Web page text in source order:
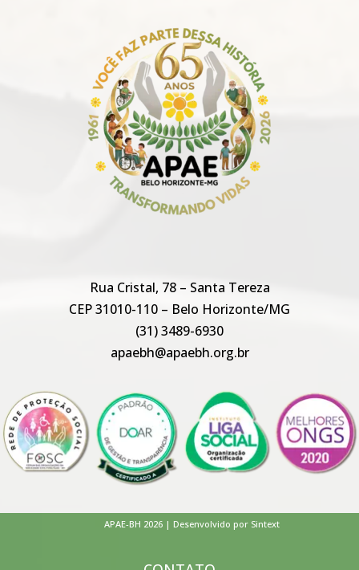
Rua Cristal, 78 – Santa Tereza
CEP 31010-110 – Belo Horizonte/MG
(31) 3489-6930
apaebh@apaebh.org.br
APAE-BH 2026 | Desenvolvido por Sintext